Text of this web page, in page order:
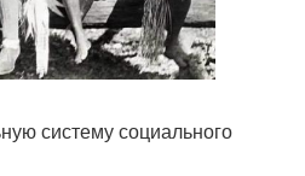
систему социального